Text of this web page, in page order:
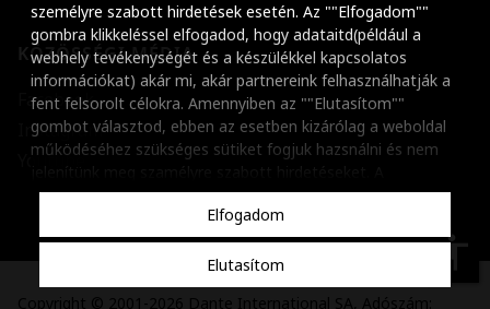
személyre szabott hirdetések esetén. Az ""Elfogadom""
gombra klikkeléssel elfogadod, hogy adataitd(például a
webhely tevékenységét és a készülékkel kapcsolatos
információkat) akár mi, akár partnereink felhasználhatják a
fent felsorolt célokra. Amennyiben az ""Elutasítom""
gombot választod, ebben az esetben kizárólag a weboldal
működéséhez szükséges sütiket fogjuk hazsnálni és nem
beállításaidat bármikor módosíthatod, a ""Beállítások
kezelése"" gombra kattintva. Tudj meg többet
szabályzatunkról.
Elfogadom
Elutasítom
KÖZÖSSÉGI MÉDIA
Facebook
Instagram
Youtube
Copyright © 2001-2026 Dante International SA, Adószám:
accessibility
Szóköz csökkentése
Sortávolság
Sortávolság
Színek invertálása
Szürke
Nagy kurzor